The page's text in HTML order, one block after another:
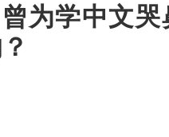
为学中文